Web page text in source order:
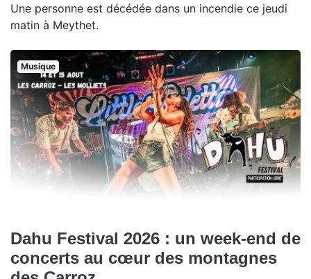
Une personne est décédée dans un incendie ce jeudi
matin à Meythet.
Musique
Dahu Festival 2026 : un week-end de
concerts au cœur des montagnes